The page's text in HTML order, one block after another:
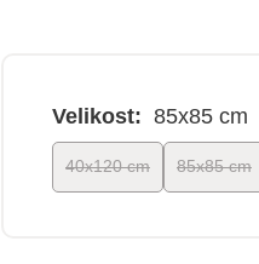
Velikost: 85x85 cm
40x120 cm 85x85 cm